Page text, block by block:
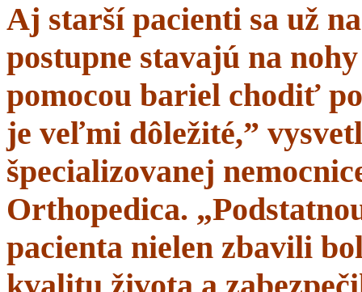
Aj starší pacienti sa už
postupne stavajú na
pomocou bariel chodiť
je veľmi dôležité,”
špecializovanej
Orthopedica.
pacienta nielen zbavili